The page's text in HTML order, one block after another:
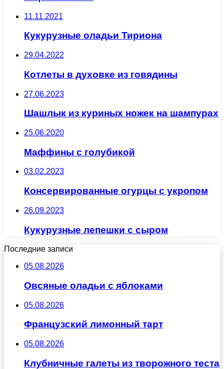
11.11.2021
Кукурузные оладьи Тириона
29.04.2022
Котлеты в духовке из говядины
27.06.2023
Шашлык из куриных ножек на шампурах
25.06.2020
Маффины с голубикой
03.02.2023
Консервированные огурцы с укропом
26.09.2023
Кукурузные лепешки с сыром
Последние записи
05.08.2026
Овсяные оладьи с яблоками
05.08.2026
Французский лимонный тарт
05.08.2026
Клубничные галеты из творожного теста